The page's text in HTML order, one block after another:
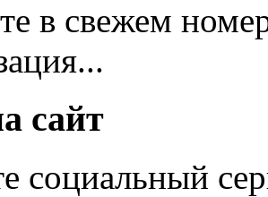
в свежем
сайт
социальный